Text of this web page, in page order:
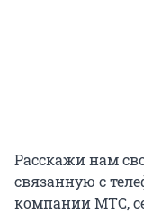
Расскажи нам
связанную с
компании МТС,